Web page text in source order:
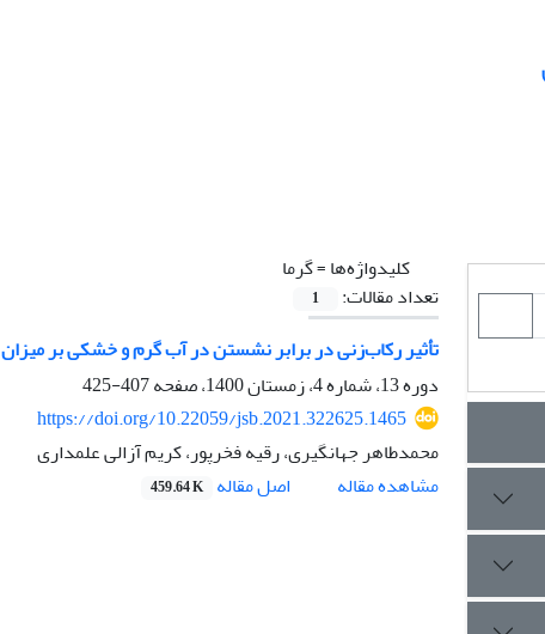
کلیدواژه‌ها =گرما
تعداد مقالات:
1
تأثیر رکاب‌زنی در برابر نشستن در آب گرم و خشکی بر میزان CXCL1 و IL-6 سرم و مقاومت انسولینی مردان مبتلا به سندروم متابولیک
دوره 13، شماره 4، زمستان 1400، صفحه
407-425
https://doi.org/10.22059/jsb.2021.322625.1465
محمدطاهر جهانگیری، رقیه فخرپور، کریم آزالی علمداری
مشاهده مقاله
اصل مقاله 459.64 K